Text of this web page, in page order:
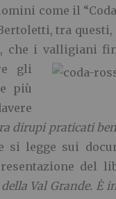
come il
tra
che i valligiani
gli
più
dirupi praticati
si legge sui
del
Val Grande. È